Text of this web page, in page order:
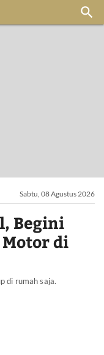

Sabtu, 08 Agustus 2026
Begini
di
di rumah saja.